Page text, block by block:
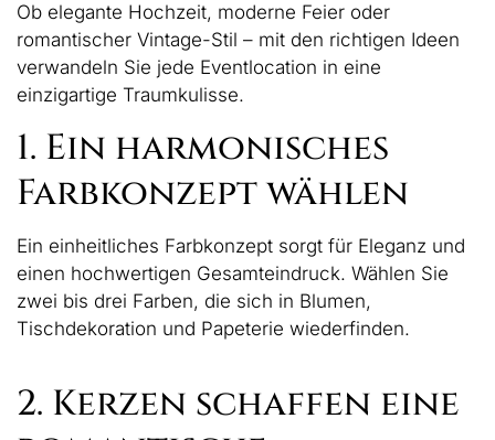
Ob elegante Hochzeit, moderne Feier oder
romantischer Vintage-Stil – mit den richtigen Ideen
verwandeln Sie jede Eventlocation in eine
einzigartige Traumkulisse.
1. Ein harmonisches
Farbkonzept wählen
Ein einheitliches Farbkonzept sorgt für Eleganz und
einen hochwertigen Gesamteindruck. Wählen Sie
zwei bis drei Farben, die sich in Blumen,
Tischdekoration und Papeterie wiederfinden.
2. Kerzen schaffen eine